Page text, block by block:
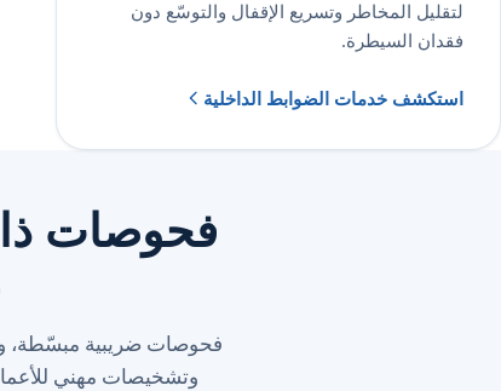
لتقليل المخاطر وتسريع الإقفال والتوسّع دون
فقدان السيطرة.
استكشف خدمات الضوابط الداخلية
فحوصات
وتشخيصات مهني